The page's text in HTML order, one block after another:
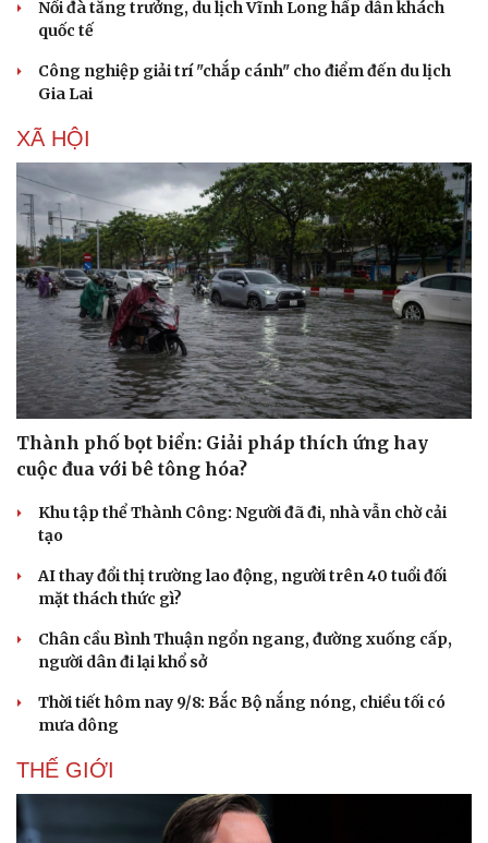
Văn hóa
Sân khấu - Điện ảnh
Văn học
Di sản
Nghệ sĩ
Nối đà tăng trưởng, du lịch Vĩnh Long hấp dẫn khách
quốc tế
Công nghiệp giải trí "chắp cánh" cho điểm đến du lịch
Gia Lai
XÃ HỘI
Thành phố bọt biển: Giải pháp thích ứng hay
cuộc đua với bê tông hóa?
Khu tập thể Thành Công: Người đã đi, nhà vẫn chờ cải
tạo
AI thay đổi thị trường lao động, người trên 40 tuổi đối
mặt thách thức gì?
Chân cầu Bình Thuận ngổn ngang, đường xuống cấp,
người dân đi lại khổ sở
Thời tiết hôm nay 9/8: Bắc Bộ nắng nóng, chiều tối có
mưa dông
THẾ GIỚI